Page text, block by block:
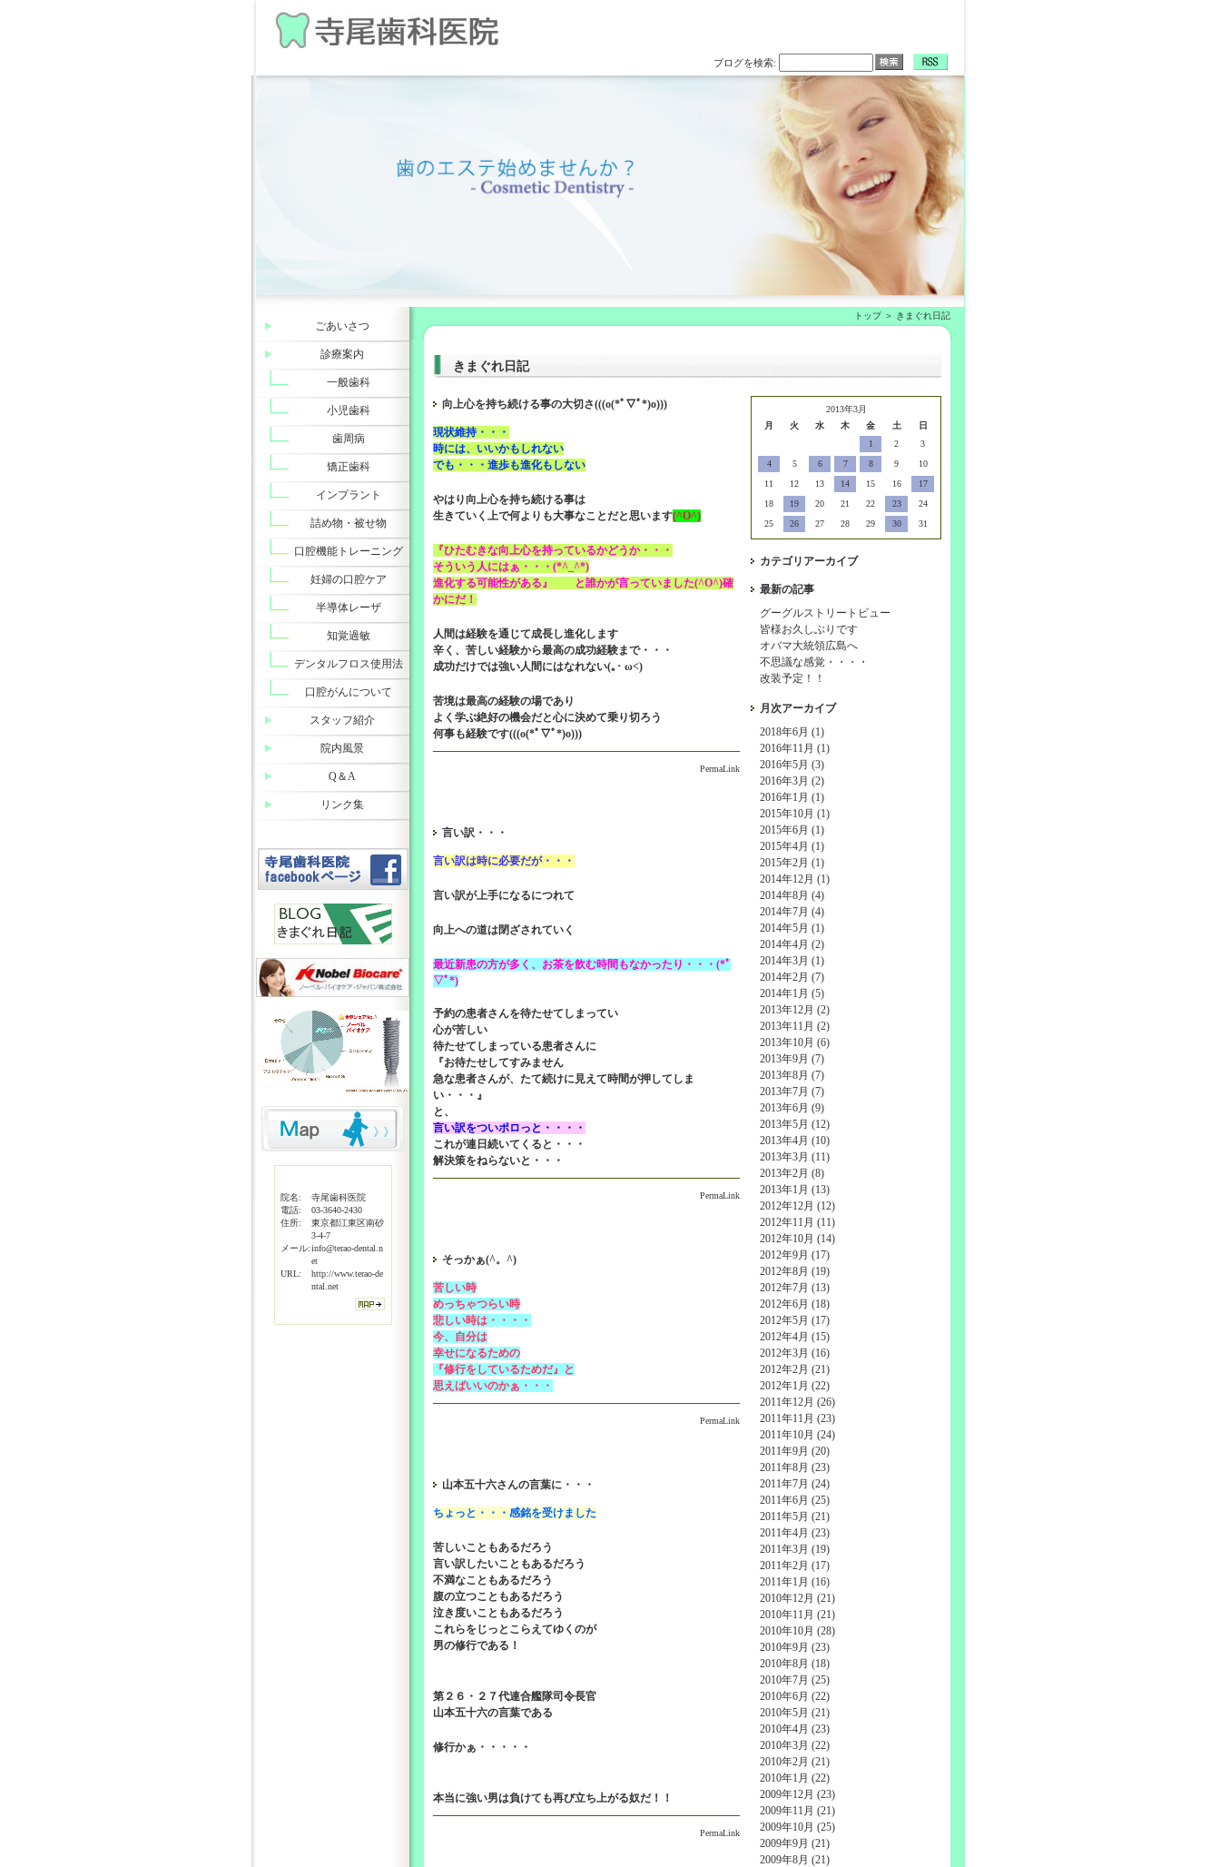
ブログを検索:
トップ きまぐれ日記
きまぐれ日記
向上心を持ち続ける事の大切さ(((o(*ﾟ▽ﾟ*)o)))
現状維持・・・
時には、いいかもしれない
でも・・・進歩も進化もしない
やはり向上心を持ち続ける事は
生きていく上で何よりも大事なことだと思います(^O^)
『ひたむきな向上心を持っているかどうか・・・
そういう人にはぁ・・・(*^_^*)
進化する可能性がある』 と誰かが言っていました(^O^)確
かにだ！
人間は経験を通じて成長し進化します
辛く、苦しい経験から最高の成功経験まで・・・
成功だけでは強い人間にはなれない(｡･ ω<)ゞ
苦境は最高の経験の場であり
よく学ぶ絶好の機会だと心に決めて乗り切ろう
何事も経験です(((o(*ﾟ▽ﾟ*)o)))
PermaLink
言い訳・・・
言い訳は時に必要だが・・・
言い訳が上手になるにつれて
向上への道は閉ざされていく
最近新患の方が多く、お茶を飲む時間もなかったり・・・(*ﾟ
▽ﾟ*)
予約の患者さんを待たせてしまってい
心が苦しい
待たせてしまっている患者さんに
『お待たせしてすみません
急な患者さんが、たて続けに見えて時間が押してしま
い・・・』
と、
言い訳をついポロっと・・・・
これが連日続いてくると・・・
解決策をねらないと・・・
PermaLink
そっかぁ(^。^)
苦しい時
めっちゃつらい時
悲しい時は・・・・
今、自分は
幸せになるための
『修行をしているためだ』と
思えばいいのかぁ・・・
PermaLink
山本五十六さんの言葉に・・・
ちょっと・・・感銘を受けました
苦しいこともあるだろう
言い訳したいこともあるだろう
不満なこともあるだろう
腹の立つこともあるだろう
泣き度いこともあるだろう
これらをじっとこらえてゆくのが
男の修行である！
第２６・２７代連合艦隊司令長官
山本五十六の言葉である
修行かぁ・・・・・
本当に強い男は負けても再び立ち上がる奴だ！！
PermaLink
2013年3月
月
火 水 木 金 土
日
1
2
3
4
5 6 7 8 9
10
11
12 13 14 15 16
17
18
19 20 21 22 23
24
25
26 27 28 29 30 31
カテゴリアーカイブ
最新の記事
グーグルストリートビュー
皆様お久しぶりです
オバマ大統領広島へ
不思議な感覚・・・・
改装予定！！
月次アーカイブ
2018年6月 (1)
2016年11月 (1)
2016年5月 (3)
2016年3月 (2)
2016年1月 (1)
2015年10月 (1)
2015年6月 (1)
2015年4月 (1)
2015年2月 (1)
2014年12月 (1)
2014年8月 (4)
2014年7月 (4)
2014年5月 (1)
2014年4月 (2)
2014年3月 (1)
2014年2月 (7)
2014年1月 (5)
2013年12月 (2)
2013年11月 (2)
2013年10月 (6)
2013年9月 (7)
2013年8月 (7)
2013年7月 (7)
2013年6月 (9)
2013年5月 (12)
2013年4月 (10)
2013年3月 (11)
2013年2月 (8)
2013年1月 (13)
2012年12月 (12)
2012年11月 (11)
2012年10月 (14)
2012年9月 (17)
2012年8月 (19)
2012年7月 (13)
2012年6月 (18)
2012年5月 (17)
2012年4月 (15)
2012年3月 (16)
2012年2月 (21)
2012年1月 (22)
2011年12月 (26)
2011年11月 (23)
2011年10月 (24)
2011年9月 (20)
2011年8月 (23)
2011年7月 (24)
2011年6月 (25)
2011年5月 (21)
2011年4月 (23)
2011年3月 (19)
2011年2月 (17)
2011年1月 (16)
2010年12月 (21)
2010年11月 (21)
2010年10月 (28)
2010年9月 (23)
2010年8月 (18)
2010年7月 (25)
2010年6月 (22)
2010年5月 (21)
2010年4月 (23)
2010年3月 (22)
2010年2月 (21)
2010年1月 (22)
2009年12月 (23)
2009年11月 (21)
2009年10月 (25)
2009年9月 (21)
2009年8月 (21)
ごあいさつ
診療案内
一般歯科
小児歯科
歯周病
矯正歯科
インプラント
詰め物・被せ物
口腔機能トレーニング
妊婦の口腔ケア
半導体レーザ
知覚過敏
デンタルフロス使用法
口腔がんについて
スタッフ紹介
院内風景
Q＆A
リンク集
院名:
寺尾歯科医院
電話:
03-3640-2430
住所:
東京都江東区南砂
3-4-7
メール:info@terao-dental.n
et
URL:
http://www.terao-de
ntal.net